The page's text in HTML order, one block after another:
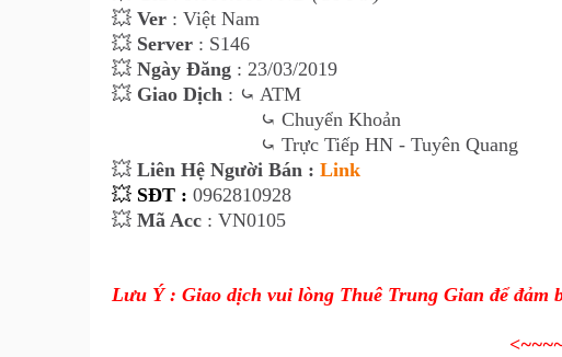
💥 Ver : Việt Nam
💥 Server : S146
💥 Ngày Đăng : 23/03/2019
💥 Giao Dịch : ⤿ ATM
⤿ Chuyển Khoản
⤿ Trực Tiếp HN - Tuyên Quang
💥 Liên Hệ Người Bán : Link
💥 SĐT : 0962810928
💥 Mã Acc : VN0105
Lưu Ý : Giao dịch vui lòng Thuê Trung Gian để đảm